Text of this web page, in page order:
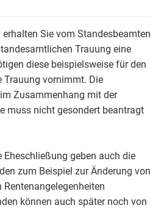
erhalten Sie vom Standesbeamten
Trauung eine
diese beispielsweise für den
Trauung vornimmt. Die
Zusammenhang mit der
muss nicht gesondert beantragt
Eheschließung geben auch die
zum Beispiel zur Änderung von
können auch später noch von